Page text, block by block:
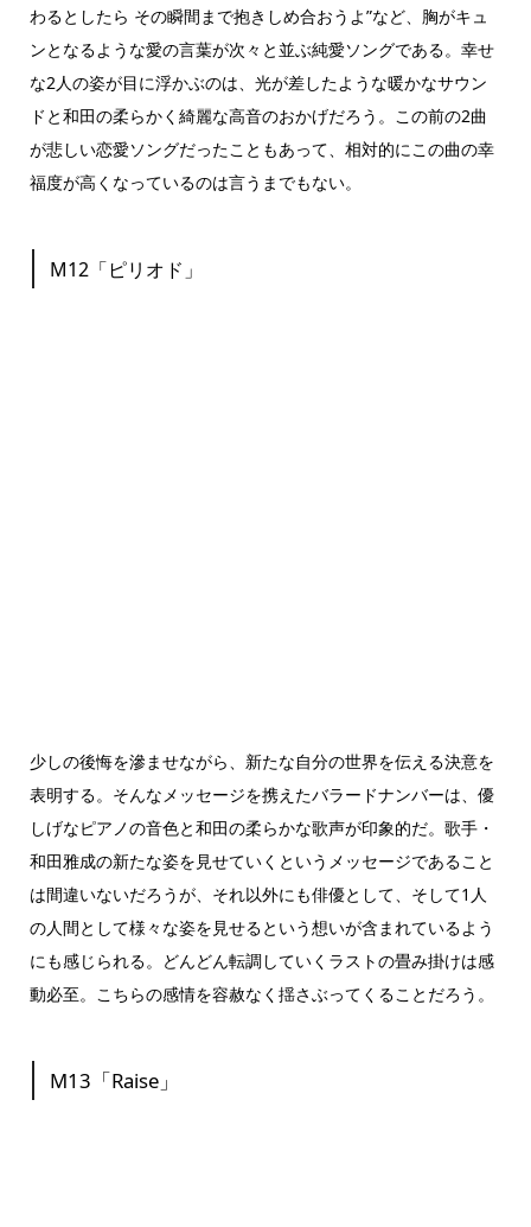
わるとしたら その瞬間まで抱きしめ合おうよ”など、胸がキュ
ンとなるような愛の言葉が次々と並ぶ純愛ソングである。幸せ
な2人の姿が目に浮かぶのは、光が差したような暖かなサウン
ドと和田の柔らかく綺麗な高音のおかげだろう。この前の2曲
が悲しい恋愛ソングだったこともあって、相対的にこの曲の幸
福度が高くなっているのは言うまでもない。
M12「ピリオド」
少しの後悔を滲ませながら、新たな自分の世界を伝える決意を
表明する。そんなメッセージを携えたバラードナンバーは、優
しげなピアノの音色と和田の柔らかな歌声が印象的だ。歌手・
和田雅成の新たな姿を見せていくというメッセージであること
は間違いないだろうが、それ以外にも俳優として、そして1人
の人間として様々な姿を見せるという想いが含まれているよう
にも感じられる。どんどん転調していくラストの畳み掛けは感
動必至。こちらの感情を容赦なく揺さぶってくることだろう。
M13「Raise」